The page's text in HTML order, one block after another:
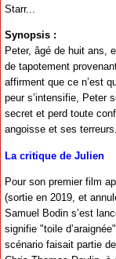
Starr...
Synopsis :
Peter, âgé de huit ans,
de tapotement
affirment que ce n’est
peur s’intensifie, Peter
secret et perd toute
angoisse et ses
La critique de Julien
Pour son premier film
(sortie en 2019, et
Samuel Bodin s’est
signifie "toile
scénario faisait partie